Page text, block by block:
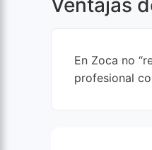
Ventajas
En Zoca no
profesional